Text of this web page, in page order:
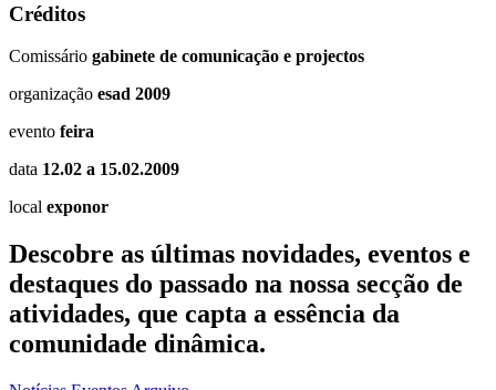
Créditos
Comissário gabinete de comunicação e projectos
organização esad 2009
evento feira
data 12.02 a 15.02.2009
local exponor
Descobre as últimas novidades, eventos e
destaques do passado na nossa secção de
atividades, que capta a essência da
comunidade dinâmica.